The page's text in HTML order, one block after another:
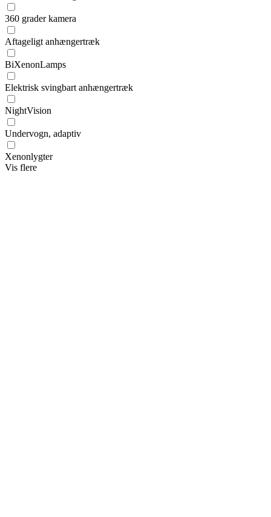
360 grader kamera
Aftageligt anhængertræk
BiXenonLamps
Elektrisk svingbart anhængertræk
NightVision
Undervogn, adaptiv
Xenonlygter
Vis flere